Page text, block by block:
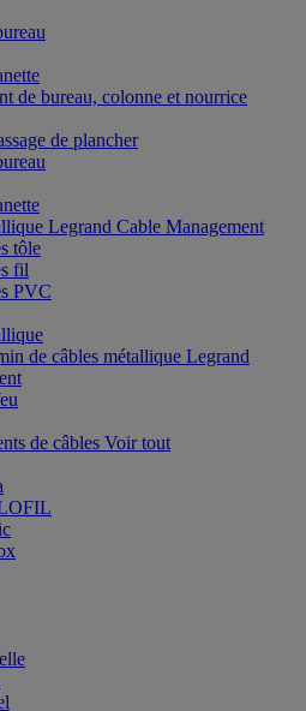
de bureau, colonne et nourrice
de plancher
Legrand Cable Management
tôle
fil
PVC
de câbles métallique Legrand
de câbles Voir tout